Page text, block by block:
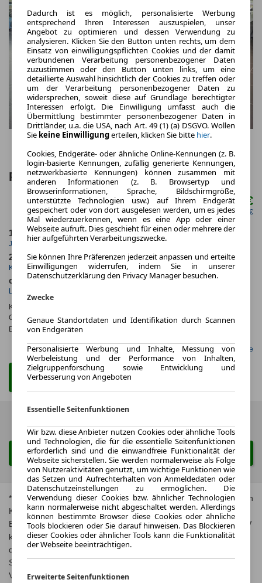
Porsche Boxster 718 Spyder RS
ab mtl.2.499,00 €
netto mtl. 2.100,00 €
10.000,0 km
Jahrliche Fahrleistung
36 Monate
Laufzeit
25 km
Kilometerstand
1.3
Leasingfaktor
ca. 368 kW (500 PS)
Leistung
Benzin
Kraftstoffverbr.¹:
CO
-Emissionen*:ca. 288 g/km (komb.)
Effizienzklasse: G
Gefunden auf LeasingMarkt.de
Zum Leasing Angebot
Suche ändern
* Jeweils kombinierte Werte. Weitere Informationen zum offiziellen
Kraftstoffverbrauch und zu den offiziellen spezifischen CO₂-
Emissionen und gegebenenfalls zum Stromverbrauch neuer PKW
können dem, Leitfaden über den offiziellen Kraftstoffverbrauch,
die offiziellen spezifischen CO₂-Emissionen und den offiziellen
Stromverbrauch neuer PKW‘ entnommen werden, der an allen
Verkaufsstellen und bei der‚ Deutschen Automobil Treuhand
Dadurch ist es möglich, personalisierte Werbung
entsprechend Ihren Interessen auszuspielen, unser
Angebot zu optimieren und dessen Verwendung zu
analysieren. Klicken Sie den Button unten rechts, um dem
Einsatz von einwilligungspflichten Cookies und der damit
verbundenen Verarbeitung personenbezogener Daten
zuzustimmen oder den Button unten links, um eine
detaillierte Auswahl hinsichtlich der Cookies zu treffen oder
um der Verarbeitung personenbezogener Daten zu
widersprechen, soweit diese auf Grundlage berechtigter
Interessen erfolgt. Die Einwilligung umfasst auch die
Übermittlung bestimmter personenbezogener Daten in
Drittländer, u.a. die USA, nach Art. 49 (1) (a) DSGVO. Wollen
Sie keine Einwilligungerteilen, klicken Sie bitte hier.
Cookies, Endgeräte- oder ähnliche Online-Kennungen (z. B.
login-basierte Kennungen, zufällig generierte Kennungen,
netzwerkbasierte Kennungen) können zusammen mit
anderen Informationen (z. B. Browsertyp und
Browserinformationen, Sprache, Bildschirmgröße,
unterstützte Technologien usw.) auf Ihrem Endgerät
gespeichert oder von dort ausgelesen werden, um es jedes
Mal wiederzuerkennen, wenn es eine App oder einer
Webseite aufruft. Dies geschieht für einen oder mehrere der
hier aufgeführten Verarbeitungszwecke.
Sie können Ihre Präferenzen jederzeit anpassen und erteilte
Einwilligungen widerrufen, indem Sie in unserer
Datenschutzerklärung den Privacy Manager besuchen.
Zwecke
Genaue Standortdaten und Identifikation durch Scannen
von Endgeräten
Personalisierte Werbung und Inhalte, Messung von
Werbeleistung und der Performance von Inhalten,
Zielgruppenforschung sowie Entwicklung und
Verbesserung von Angeboten
Essentielle Seitenfunktionen
Wir bzw. diese Anbieter nutzen Cookies oder ähnliche Tools
und Technologien, die für die essentielle Seitenfunktionen
erforderlich sind und die einwandfreie Funktionalität der
Webseite sicherstellen. Sie werden normalerweise als Folge
von Nutzeraktivitäten genutzt, um wichtige Funktionen wie
das Setzen und Aufrechterhalten von Anmeldedaten oder
Datenschutzeinstellungen zu ermöglichen. Die
Verwendung dieser Cookies bzw. ähnlicher Technologien
kann normalerweise nicht abgeschaltet werden. Allerdings
können bestimmte Browser diese Cookies oder ähnliche
Tools blockieren oder Sie darauf hinweisen. Das Blockieren
dieser Cookies oder ähnlicher Tools kann die Funktionalität
der Webseite beeinträchtigen.
Erweiterte Seitenfunktionen